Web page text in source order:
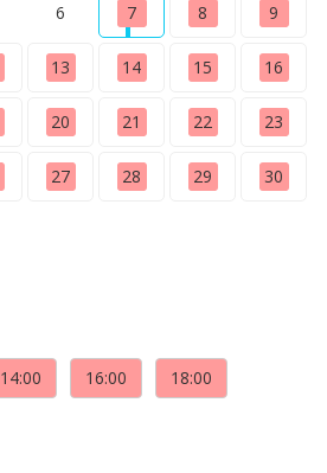
6 7 8 9
13 14 15 16
20 21 22 23
27 28 29 30
14:00 16:00 18:00